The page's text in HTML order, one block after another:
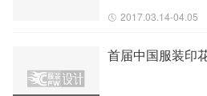
2017.03.14-04.05
首届中国服装印